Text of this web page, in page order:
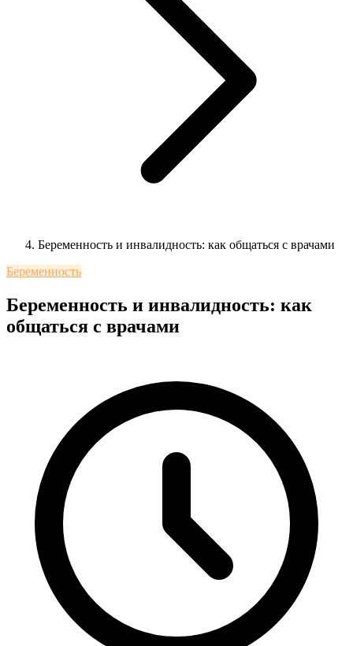
Беременность и инвалидность: как общаться с врачами
Беременность
Беременность и инвалидность: как
общаться с врачами